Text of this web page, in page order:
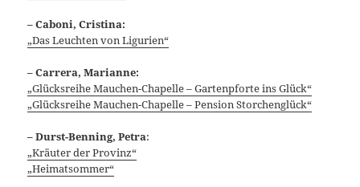
– Caboni, Cristina:
„Das Leuchten von Ligurien“
– Carrera, Marianne:
„Glücksreihe Mauchen-Chapelle – Gartenpforte ins Glück“
„Glücksreihe Mauchen-Chapelle – Pension Storchenglück“
–Durst-Benning, Petra:
„Kräuter der Provinz“
„Heimatsommer“